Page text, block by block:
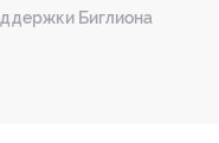
Биглиона